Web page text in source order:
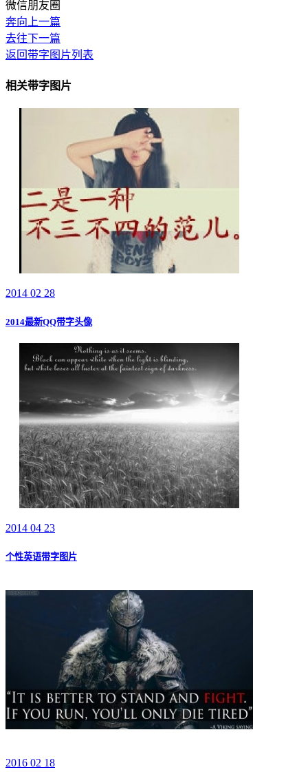
微信朋友圈
奔向上一篇
去往下一篇
返回带字图片列表
相关带字图片
2014 02 28
2014最新QQ带字头像
2014 04 23
个性英语带字图片
2016 02 18